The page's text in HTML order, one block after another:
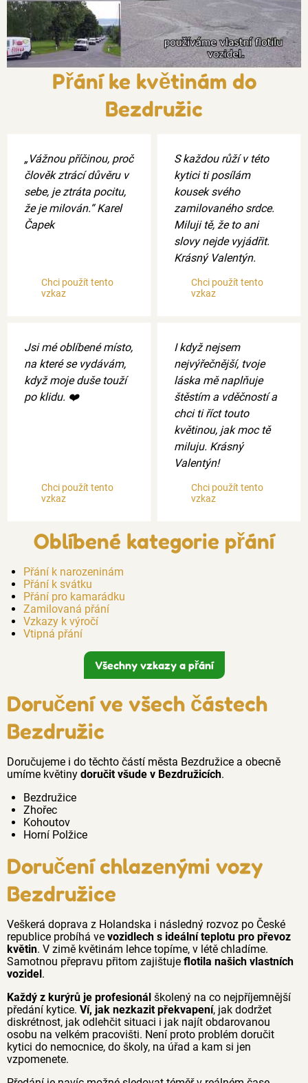
Přání ke květinám do
Bezdružic
„Vážnou příčinou, proč
člověk ztrácí důvěru v
sebe, je ztráta pocitu,
že je milován.“ Karel
Čapek
Chci použít tento
vzkaz
S každou růží v této
kytici ti posílám
kousek svého
zamilovaného srdce.
Miluji tě, že to ani
slovy nejde vyjádřit.
Krásný Valentýn.
Chci použít tento
vzkaz
Jsi mé oblíbené místo,
na které se vydávám,
když moje duše touží
po klidu. ❤️
Chci použít tento
vzkaz
I když nejsem
nejvýřečnější, tvoje
láska mě naplňuje
štěstím a vděčností a
chci ti říct touto
květinou, jak moc tě
miluju. Krásný
Valentýn!
Chci použít tento
vzkaz
Oblíbené kategorie přání
Přání k narozeninám
Přání k svátku
Přání pro kamarádku
Zamilovaná přání
Vzkazy k výročí
Vtipná přání
Všechny vzkazy a přání
Doručení ve všech částech
Bezdružic
Doručujeme i do těchto částí města Bezdružice a obecně
umíme květiny doručit všude v Bezdružicích.
Bezdružice
Zhořec
Kohoutov
Horní Polžice
Doručení chlazenými vozy
Bezdružice
Veškerá doprava z Holandska i následný rozvoz po České
republice probíhá ve vozidlech s ideální teplotu pro převoz
květin. V zimě květinám lehce topíme, v létě chladíme.
Samotnou přepravu přitom zajištuje flotila našich vlastních
vozidel.
Každý z kurýrů je profesionál školený na co nejpříjemnější
předání kytice. Ví, jak nezkazit překvapení, jak dodržet
diskrétnost, jak odlehčit situaci i jak najít obdarovanou
osobu na velkém pracovišti. Není proto problém doručit
kytici do nemocnice, do školy, na úřad a kam si jen
vzpomenete.